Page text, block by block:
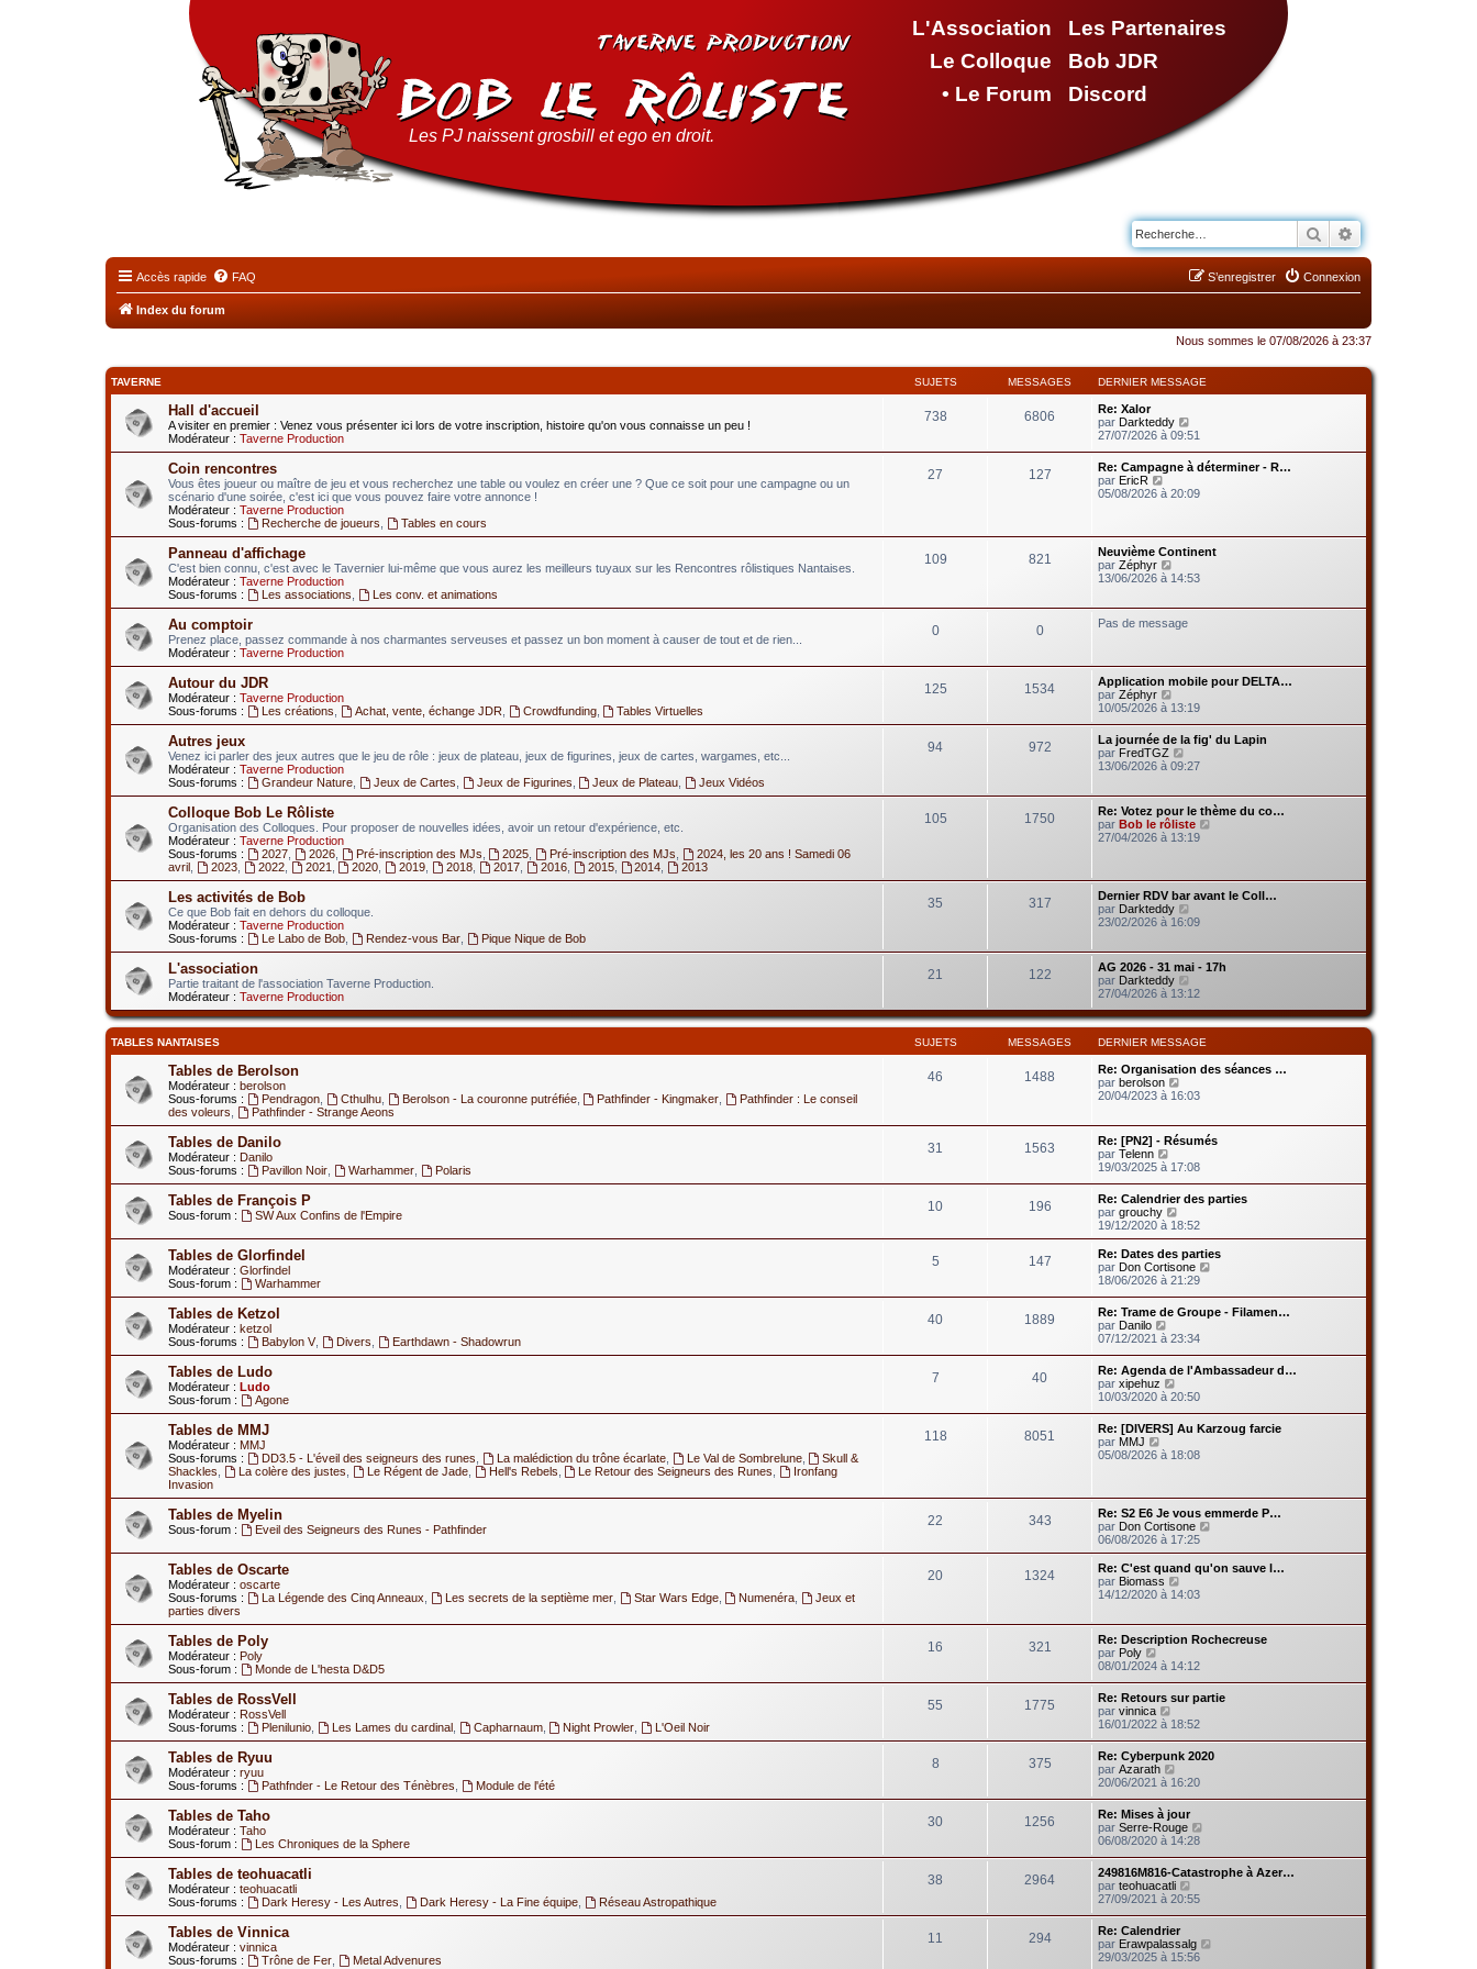
L'Association
Le Colloque
• Le Forum
Les Partenaires
Bob JDR
Discord
Les PJ naissent grosbill et ego en droit.
Rechercher
Accès rapide FAQ Connexion
S’enregistrer
Index du forum
Nous sommes le 07/08/2026 à 23:37
TAVERNE SUJETS MESSAGES DERNIER MESSAGE
Hall d'accueil
A visiter en premier : Venez vous présenter ici lors de votre inscription, histoire qu'on vous connaisse un peu !
Modérateur : Taverne Production
738 6806
Re: Xalor
par Darkteddy
o
r
l
e
d
n
i
r
e
e
27/07/2026 à 09:51
Coin rencontres
Vous êtes joueur ou maître de jeu et vous recherchez une table ou voulez en créer une ? Que ce soit pour une campagne ou un
scénario d'une soirée, c'est ici que vous pouvez faire votre annonce !
Modérateur : Taverne Production
Sous-forums :
Recherche de joueurs Tables en cours
27 127
Re: Campagne à déterminer - R…
par EricR
o
e
d
e
r
i
e
e
s
s
a
g
e
05/08/2026 à 20:09
Panneau d'affichage
C'est bien connu, c'est avec le Tavernier lui-même que vous aurez les meilleurs tuyaux sur les Rencontres rôlistiques Nantaises.
Modérateur : Taverne Production
Sous-forums :
Les associations Les conv. et animations
109 821
Neuvième Continent
par Zéphyr
o
e
r
n
e
r
m
e
s
s
g
e
13/06/2026 à 14:53
Au comptoir
Prenez place, passez commande à nos charmantes serveuses et passez un bon moment à causer de tout et de rien...
Modérateur : Taverne Production
0 0 Pas de message
Autour du JDR
Modérateur : Taverne Production
Sous-forums :
Les créations Achat, vente, échange JDR, Crowdfunding, Tables Virtuelles
125 1534
Application mobile pour DELTA…
par Zéphyr
o
l
e
d
r
n
i
e
e
s
s
a
g
10/05/2026 à 13:19
Autres jeux
Venez ici parler des jeux autres que le jeu de rôle : jeux de plateau, jeux de figurines, jeux de cartes, wargames, etc...
Modérateur : Taverne Production
Sous-forums :
Grandeur Nature, Jeux de Cartes Jeux de Figurines Jeux de Plateau Jeux Vidéos
94 972
La journée de la fig' du Lapin
par FredTGZ
o
l
e
d
e
i
e
r
m
s
s
a
g
e
13/06/2026 à 09:27
Colloque Bob Le Rôliste
Organisation des Colloques. Pour proposer de nouvelles idées, avoir un retour d'expérience, etc.
Modérateur : Taverne Production
Sous-forums :
2027, 2026, Pré-inscription des MJs 2025 Pré-inscription des MJs
2024, les 20 ans ! Samedi 06
avril
2023, 2022, 2021 2020 2019 2018 2017, 2016, 2015, 2014 2013
105 1750
Re: Votez pour le thème du co…
par Bob le rôliste
d
i
e
e
s
e
27/04/2026 à 13:19
Les activités de Bob
Ce que Bob fait en dehors du colloque.
Modérateur : Taverne Production
Sous-forums :
Le Labo de Bob, Rendez-vous Bar, Pique Nique de Bob
35 317
Dernier RDV bar avant le Coll…
par Darkteddy
o
l
e
d
e
r
n
i
e
r
e
g
23/02/2026 à 16:09
L'association
Partie traitant de l'association Taverne Production.
Modérateur : Taverne Production
21 122
AG 2026 - 31 mai - 17h
par Darkteddy
o
r
l
e
d
e
n
e
r
e
a
e
27/04/2026 à 13:12
TABLES NANTAISES SUJETS MESSAGES DERNIER MESSAGE
Tables de Berolson
Modérateur : berolson
Sous-forums :
Pendragon, Cthulhu, Berolson - La couronne putréfiée, Pathfinder - Kingmaker
Pathfinder : Le conseil
des voleurs
Pathfinder - Strange Aeons
46 1488
Re: Organisation des séances …
par berolson
o
e
d
e
r
n
e
r
m
e
s
a
g
e
20/04/2023 à 16:03
Tables de Danilo
Modérateur : Danilo
Sous-forums :
Pavillon Noir, Warhammer, Polaris
31 1563
Re: [PN2] - Résumés
par Telenn
o
l
e
d
r
n
i
e
r
e
s
a
g
e
19/03/2025 à 17:08
Tables de François P
Sous-forum : SW Aux Confins de l'Empire
10 196
Re: Calendrier des parties
par grouchy
o
i
r
l
e
r
i
e
r
e
s
a
g
e
19/12/2020 à 18:52
Tables de Glorfindel
Modérateur : Glorfindel
Sous-forum :
Warhammer
5 147
Re: Dates des parties
par Don Cortisone
l
e
r
e
r
m
g
e
18/06/2026 à 21:29
Tables de Ketzol
Modérateur : ketzol
Sous-forums :
Babylon V, Divers Earthdawn - Shadowrun
40 1889
Re: Trame de Groupe - Filamen…
par Danilo
o
l
e
d
e
r
m
e
s
s
a
e
07/12/2021 à 23:34
Tables de Ludo
Modérateur : Ludo
Sous-forum :
Agone
7 40
Re: Agenda de l'Ambassadeur d…
par xipehuz
o
r
l
e
d
n
i
e
r
m
e
s
s
10/03/2020 à 20:50
Tables de MMJ
Modérateur : MMJ
Sous-forums :
DD3.5 - L'éveil des seigneurs des runes La malédiction du trône écarlate, Le Val de Sombrelune,
Skull &
Shackles
La colère des justes Le Régent de Jade, Hell's Rebels Le Retour des Seigneurs des Runes
Ironfang
Invasion
118 8051
Re: [DIVERS] Au Karzoug farcie
par MMJ
o
e
d
e
r
n
i
e
r
e
s
a
05/08/2026 à 18:08
Tables de Myelin
Sous-forum : Eveil des Seigneurs des Runes - Pathfinder
22 343
Re: S2 E6 Je vous emmerde P…
par Don Cortisone
i
r
r
n
r
m
a
g
06/08/2026 à 17:25
Tables de Oscarte
Modérateur : oscarte
Sous-forums :
La Légende des Cinq Anneaux Les secrets de la septième mer, Star Wars Edge, Numenéra
Jeux et
parties divers
20 1324
Re: C'est quand qu'on sauve l…
par Biomass
o
e
d
e
r
n
e
r
m
e
s
s
a
g
e
14/12/2020 à 14:03
Tables de Poly
Modérateur : Poly
Sous-forum :
Monde de L'hesta D&D5
16 321
Re: Description Rochecreuse
par Poly
o
l
e
d
e
r
n
e
r
m
e
s
s
a
g
e
08/01/2024 à 14:12
Tables de RossVell
Modérateur : RossVell
Sous-forums :
Plenilunio, Les Lames du cardinal, Capharnaum, Night Prowler L'Oeil Noir
55 1775
Re: Retours sur partie
par vinnica
o
l
e
d
e
r
n
i
e
r
m
e
s
s
a
g
e
16/01/2022 à 18:52
Tables de Ryuu
Modérateur : ryuu
Sous-forums :
Pathfnder - Le Retour des Ténèbres Module de l'été
8 375
Re: Cyberpunk 2020
par Azarath
o
l
e
d
e
r
n
i
e
r
m
e
s
20/06/2021 à 16:20
Tables de Taho
Modérateur : Taho
Sous-forum :
Les Chroniques de la Sphere
30 1256
Re: Mises à jour
par Serre-Rouge
l
e
n
06/08/2020 à 14:28
Tables de teohuacatli
Modérateur : teohuacatli
Sous-forums :
Dark Heresy - Les Autres Dark Heresy - La Fine équipe, Réseau Astropathique
38 2964
249816M816-Catastrophe à Azer…
par teohuacatli
o
e
d
27/09/2021 à 20:55
Tables de Vinnica
Modérateur : vinnica
Sous-forums :
Trône de Fer, Metal Advenures
11 294
Re: Calendrier
par Erawpalassalg
29/03/2025 à 15:56